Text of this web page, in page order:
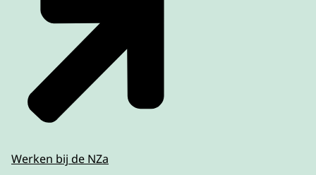
Werken bij de NZa